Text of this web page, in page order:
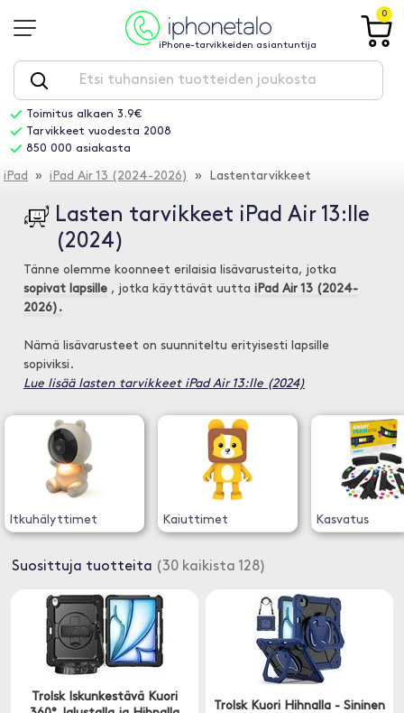
iPhone-tarvikkeiden asiantuntija
0
Toimitus alkaen 3.9€
Tarvikkeet vuodesta 2008
850 000 asiakasta
iPad » iPad Air 13 (2024-2026) » Lastentarvikkeet
Lasten tarvikkeet iPad Air 13:lle
(2024)
Tänne olemme koonneet erilaisia lisävarusteita, jotka
sopivat lapsille , jotka käyttävät uutta iPad Air 13 (2024-
2026).
Nämä lisävarusteet on suunniteltu erityisesti lapsille
sopiviksi.
Lue lisää lasten tarvikkeet iPad Air 13:lle (2024)
Itkuhälyttimet Kaiuttimet Kasvatus
Suosittuja tuotteita (30 kaikista 128)
Trolsk Iskunkestävä Kuori
Trolsk Kuori Hihnalla - Sininen